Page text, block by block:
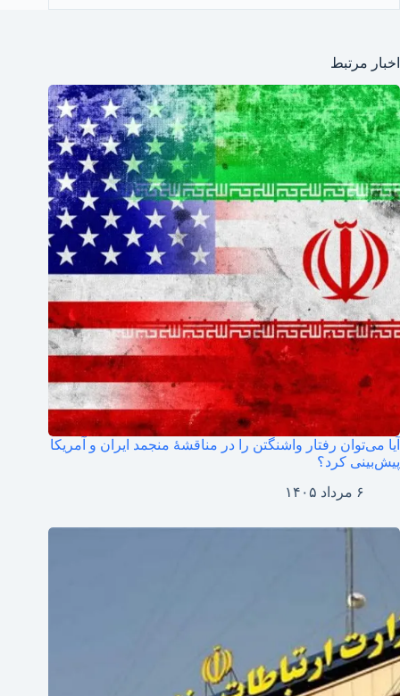
اخبار مرتبط
آیا می‌توان رفتار واشنگتن را در مناقشهٔ منجمد ایران و آمریکا
پیش‌بینی کرد؟
۶ مرداد ۱۴۰۵